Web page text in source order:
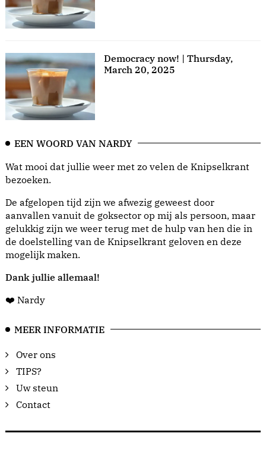
Democracy now! | Thursday,
March 20, 2025
EEN WOORD VAN NARDY
Wat mooi dat jullie weer met zo velen de Knipselkrant
bezoeken.
De afgelopen tijd zijn we afwezig geweest door
aanvallen vanuit de goksector op mij als persoon, maar
gelukkig zijn we weer terug met de hulp van hen die in
de doelstelling van de Knipselkrant geloven en deze
mogelijk maken.
Dank jullie allemaal!
❤️ Nardy
MEER INFORMATIE
Over ons
TIPS?
Uw steun
Contact